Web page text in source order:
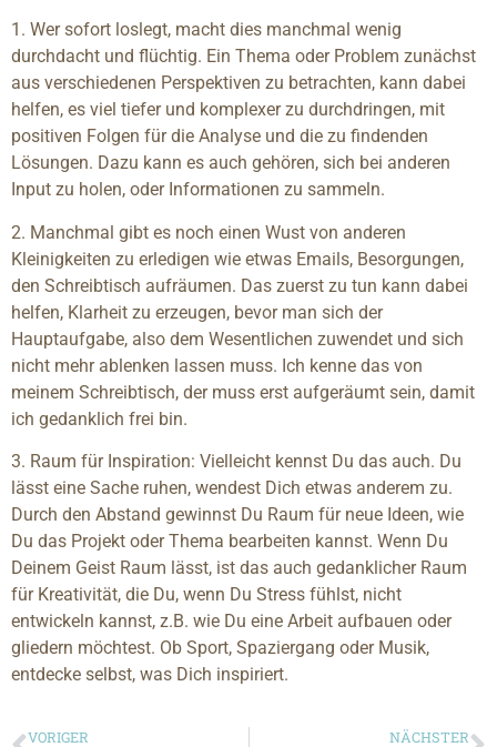
1. Wer sofort loslegt, macht dies manchmal wenig
durchdacht und flüchtig. Ein Thema oder Problem zunächst
aus verschiedenen Perspektiven zu betrachten, kann dabei
helfen, es viel tiefer und komplexer zu durchdringen, mit
positiven Folgen für die Analyse und die zu findenden
Lösungen. Dazu kann es auch gehören, sich bei anderen
Input zu holen, oder Informationen zu sammeln.
2. Manchmal gibt es noch einen Wust von anderen
Kleinigkeiten zu erledigen wie etwas Emails, Besorgungen,
den Schreibtisch aufräumen. Das zuerst zu tun kann dabei
helfen, Klarheit zu erzeugen, bevor man sich der
Hauptaufgabe, also dem Wesentlichen zuwendet und sich
nicht mehr ablenken lassen muss. Ich kenne das von
meinem Schreibtisch, der muss erst aufgeräumt sein, damit
ich gedanklich frei bin.
3. Raum für Inspiration: Vielleicht kennst Du das auch. Du
lässt eine Sache ruhen, wendest Dich etwas anderem zu.
Durch den Abstand gewinnst Du Raum für neue Ideen, wie
Du das Projekt oder Thema bearbeiten kannst. Wenn Du
Deinem Geist Raum lässt, ist das auch gedanklicher Raum
für Kreativität, die Du, wenn Du Stress fühlst, nicht
entwickeln kannst, z.B. wie Du eine Arbeit aufbauen oder
gliedern möchtest. Ob Sport, Spaziergang oder Musik,
entdecke selbst, was Dich inspiriert.
VORIGER NÄCHSTER